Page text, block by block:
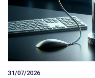
Tout sur
31/07/2026